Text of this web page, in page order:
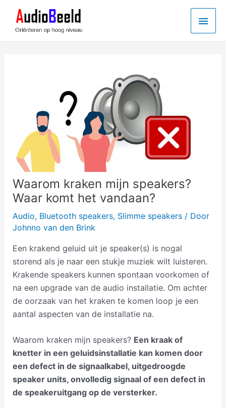
Waarom kraken mijn speakers?
Waar komt het vandaan?
Audio, Bluetooth speakers, Slimme speakers/ Door
Johnno van den Brink
Een krakend geluid uit je speaker(s) is nogal
storend als je naar een stukje muziek wilt luisteren.
Krakende speakers kunnen spontaan voorkomen of
na een upgrade van de audio installatie. Om achter
de oorzaak van het kraken te komen loop je een
aantal aspecten van de installatie na.
Waarom kraken mijn speakers? Een kraak of
knetter in een geluidsinstallatie kan komen door
een defect in de signaalkabel, uitgedroogde
speaker units, onvolledig signaal of een defect in
de speakeruitgang op de versterker.